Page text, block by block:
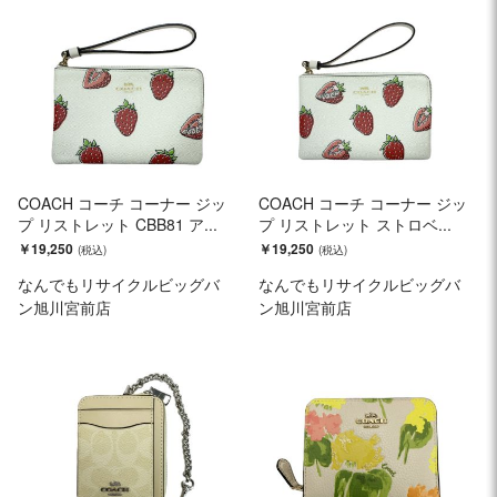
COACH コーチ コーナー ジッ
プ リストレット CBB81 ア...
￥19,250
なんでもリサイクルビッグバ
ン旭川宮前店
COACH コーチ コーナー ジッ
プ リストレット ストロベ...
￥19,250
なんでもリサイクルビッグバ
ン旭川宮前店